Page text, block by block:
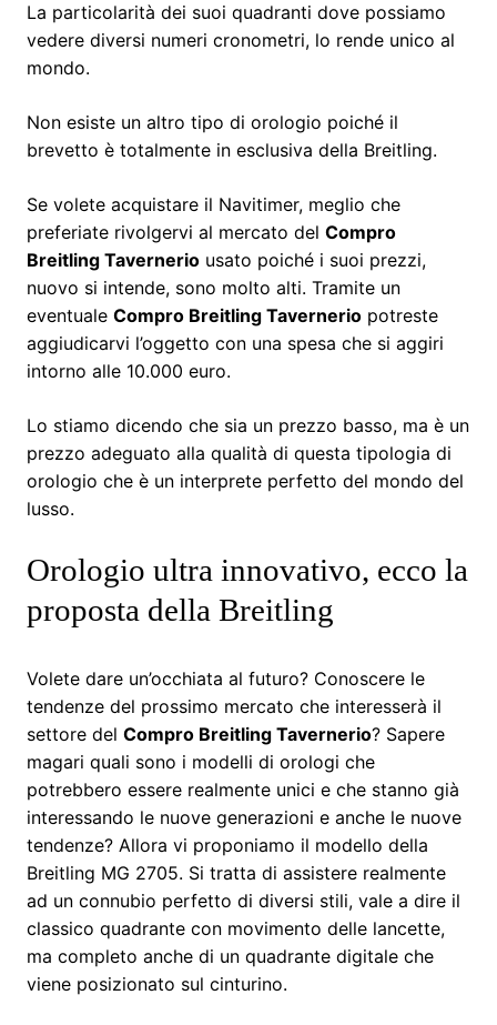
La particolarità dei suoi quadranti dove possiamo
vedere diversi numeri cronometri, lo rende unico al
mondo.
Non esiste un altro tipo di orologio poiché il
brevetto è totalmente in esclusiva della Breitling.
Se volete acquistare il Navitimer, meglio che
preferiate rivolgervi al mercato del Compro
Breitling Tavernerio usato poiché i suoi prezzi,
nuovo si intende, sono molto alti. Tramite un
eventuale Compro Breitling Tavernerio potreste
aggiudicarvi l’oggetto con una spesa che si aggiri
intorno alle 10.000 euro.
Lo stiamo dicendo che sia un prezzo basso, ma è un
prezzo adeguato alla qualità di questa tipologia di
orologio che è un interprete perfetto del mondo del
lusso.
Orologio ultra innovativo, ecco la
proposta della Breitling
Volete dare un’occhiata al futuro? Conoscere le
tendenze del prossimo mercato che interesserà il
settore del Compro Breitling Tavernerio? Sapere
magari quali sono i modelli di orologi che
potrebbero essere realmente unici e che stanno già
interessando le nuove generazioni e anche le nuove
tendenze? Allora vi proponiamo il modello della
Breitling MG 2705. Si tratta di assistere realmente
ad un connubio perfetto di diversi stili, vale a dire il
classico quadrante con movimento delle lancette,
ma completo anche di un quadrante digitale che
viene posizionato sul cinturino.